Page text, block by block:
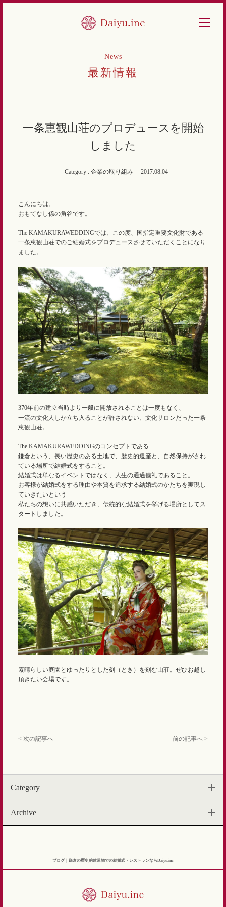
News
最新情報
一条恵観山荘のプロデュースを開始
しました
Category : 企業の取り組み 2017.08.04
こんにちは。
おもてなし係の角谷です。
The KAMAKURAWEDDINGでは、この度、国指定重要文化財である
一条恵観山荘でのご結婚式をプロデュースさせていただくことになり
ました。
370年前の建立当時より一般に開放されることは一度もなく、
一流の文化人しか立ち入ることが許されない、文化サロンだった一条
恵観山荘。
The KAMAKURAWEDDINGのコンセプトである
鎌倉という、長い歴史のある土地で、歴史的遺産と、自然保持がされ
ている場所で結婚式をすること。
結婚式は単なるイベントではなく、人生の通過儀礼であること。
お客様が結婚式をする理由や本質を追求する結婚式のかたちを実現し
ていきたいという
私たちの想いに共感いただき、伝統的な結婚式を挙げる場所としてス
タートしました。
素晴らしい庭園とゆったりとした刻（とき）を刻む山荘。ぜひお越し
頂きたい会場です。
< 次の記事へ 前の記事へ >
Category
Archive
ブログ｜鎌倉の歴史的建造物での結婚式・レストランならDaiyu.inc